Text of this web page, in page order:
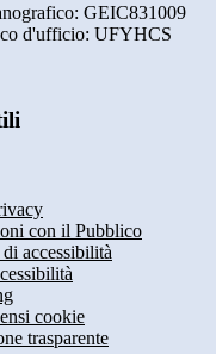
GEIC831009
d'ufficio: UFYHCS
con il Pubblico
accessibilità
cookie
trasparente